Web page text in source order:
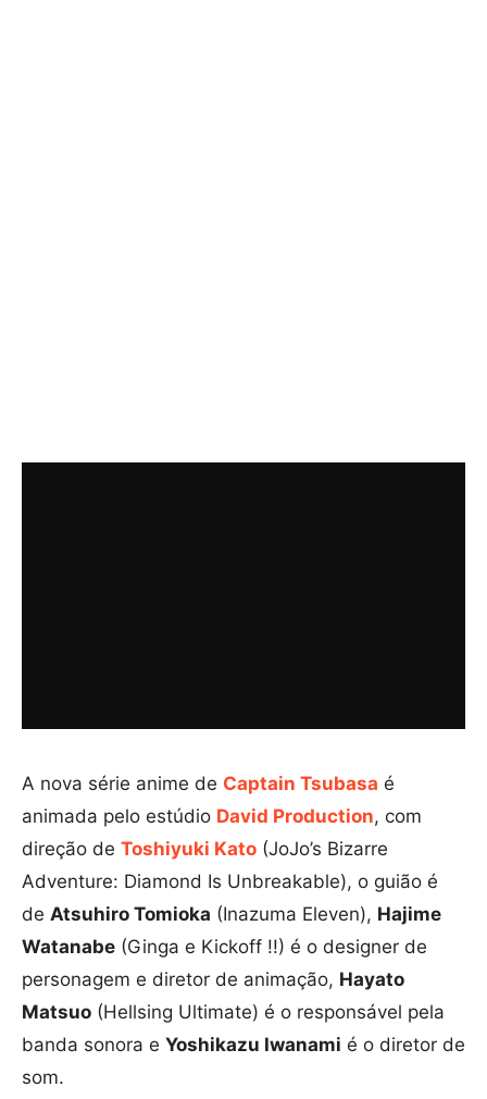
A nova série anime de Captain Tsubasa é
animada pelo estúdio David Production, com
direção de Toshiyuki Kato (JoJo’s Bizarre
Adventure: Diamond Is Unbreakable), o guião é
de Atsuhiro Tomioka (Inazuma Eleven), Hajime
Watanabe (Ginga e Kickoff !!) é o designer de
personagem e diretor de animação, Hayato
Matsuo (Hellsing Ultimate) é o responsável pela
banda sonora e Yoshikazu Iwanami é o diretor de
som.